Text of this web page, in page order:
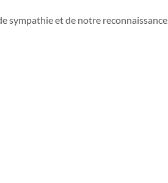
sympathie et de notre reconnaissance.